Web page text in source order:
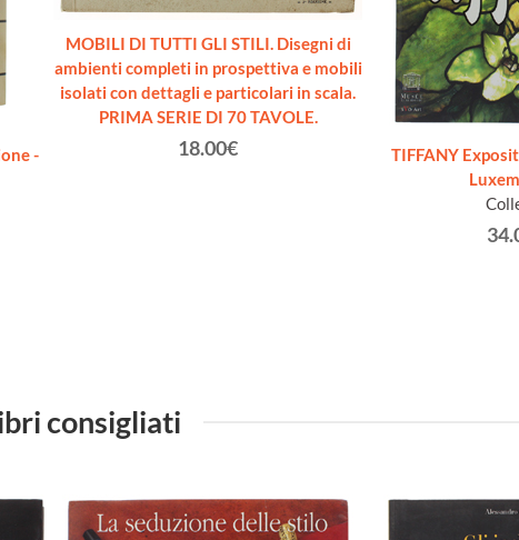
-
MOBILI DI TUTTI GLI STILI. Disegni di
ambienti completi in prospettiva e mobili
isolati con dettagli e particolari in scala.
PRIMA SERIE DI 70 TAVOLE.
18.00€
TIFFANY
consigliati